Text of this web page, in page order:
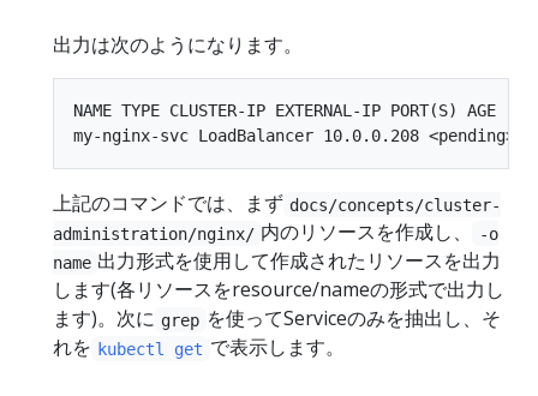
出力は次のようになります。
NAME TYPE CLUSTER-IP EXTERNAL-IP PORT(S) AGE
上記のコマンドでは、まず docs/concepts/cluster-
administration/nginx/ 内のリソースを作成し、
-o
name 出力形式を使用して作成されたリソースを出力
します(各リソースをresource/nameの形式で出力し
ます)。次に grep を使ってServiceのみを抽出し、そ
れを kubectl get で表示します。